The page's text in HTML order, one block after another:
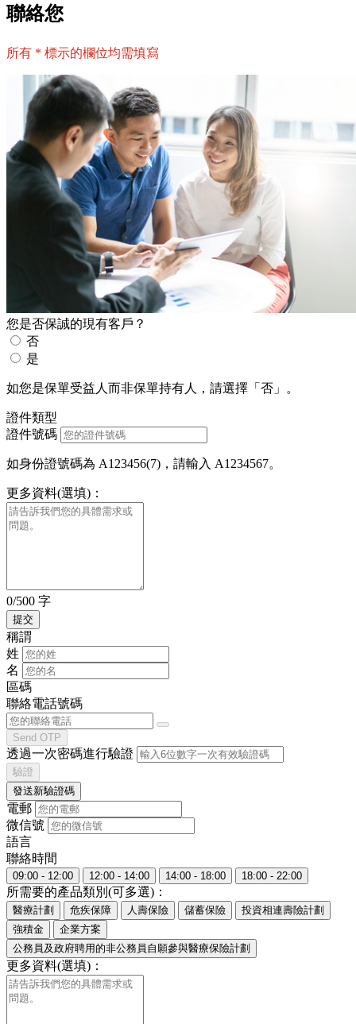
聯絡您
所有 * 標示的欄位均需填寫
您是否保誠的現有客戶？
否
是
如您是保單受益人而非保單持有人，請選擇「否」。
證件類型
證件號碼
如身份證號碼為 A123456(7)，請輸入 A1234567。
更多資料(選填)：
0/500 字
稱謂
姓
名
區碼
聯絡電話號碼
Send OTP
透過一次密碼進行驗證
驗證
發送新驗證碼
電郵
微信號
語言
聯絡時間
09:00 - 12:00 12:00 - 14:00 14:00 - 18:00 18:00 - 22:00
所需要的產品類別(可多選)：
醫療計劃 危疾保障 人壽保險 儲蓄保險
投資相連壽險計劃
強積金
企業方案
公務員及政府聘用的非公務員自願參與醫療保險計劃
更多資料(選填)：